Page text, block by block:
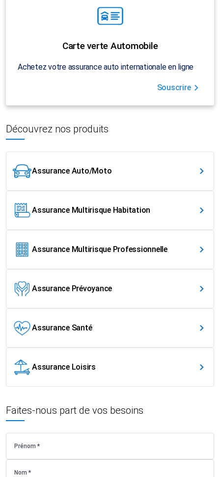
Carte verte Automobile
Achetez votre assurance auto internationale en ligne
Souscrire
Découvrez nos produits
Assurance Auto/Moto
Assurance Multirisque Habitation
Assurance Multirisque Professionnelle
Assurance Prévoyance
Assurance Santé
Assurance Loisirs
Faites-nous part de vos besoins